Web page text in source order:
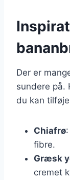
Der er
sundere på.
du kan
Chiafrø
fibre.
Græsk
cremet